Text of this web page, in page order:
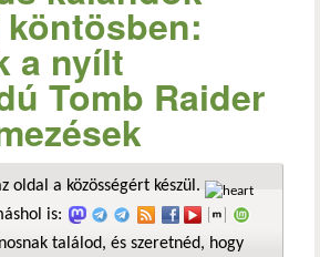
a nyílt
Tomb Raider
oldal a közösségért készül.
is:
találod, és szeretnéd, hogy